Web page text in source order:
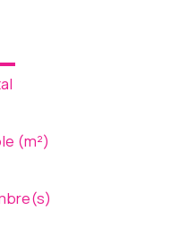
(m²)